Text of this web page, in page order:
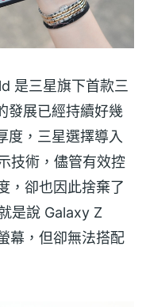
是三星旗下首款三
發展已經持續好幾
度，三星選擇導入
技術，儘管有效控
，卻也因此捨棄了
是說 Galaxy Z
幕，但卻無法搭配